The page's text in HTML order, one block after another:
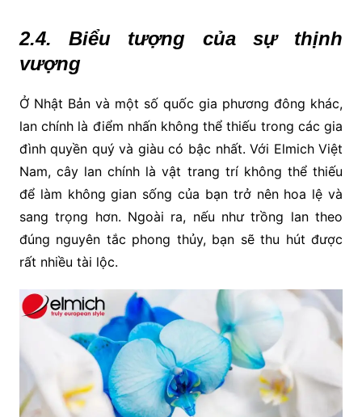
2.4. Biểu tượng của sự thịnh
vượng
Ở Nhật Bản và một số quốc gia phương đông khác,
lan chính là điểm nhấn không thể thiếu trong các gia
đình quyền quý và giàu có bậc nhất. Với Elmich Việt
Nam, cây lan chính là vật trang trí không thể thiếu
để làm không gian sống của bạn trở nên hoa lệ và
sang trọng hơn. Ngoài ra, nếu như trồng lan theo
đúng nguyên tắc phong thủy, bạn sẽ thu hút được
rất nhiều tài lộc.